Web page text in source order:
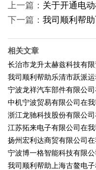
其它认证
©Danotest.Com
上一篇： 关于开通电动机-
下一篇： 我司顺利帮助飞生（上
相关文章
长治市龙升太赫兹科技有
我司顺利帮助乐清市跃派
宁波龙祥汽车部件有限公
中机宁波贸易有限公司在
浙江龙驰科技股份有限公
江苏拓来电子有限公司在
扬州宏利达商贸有限公司
宁波博一格智能科技有限
我司顺利帮助上海古鳌电